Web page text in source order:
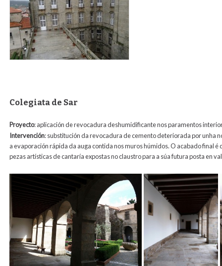
Colegiata de Sar
Proyecto: aplicación de revocadura deshumidificante nos paramentos
Intervención:substitución da revocadura de cemento deteriorada por unha
a evaporación rápida da auga contida nos muros húmidos. O acabado final
pezas artísticas de cantaría expostas no claustro para a súa futura posta en